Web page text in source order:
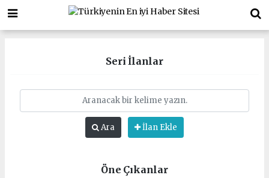
Seri İlanlar
Ara İlan Ekle
Öne Çıkanlar